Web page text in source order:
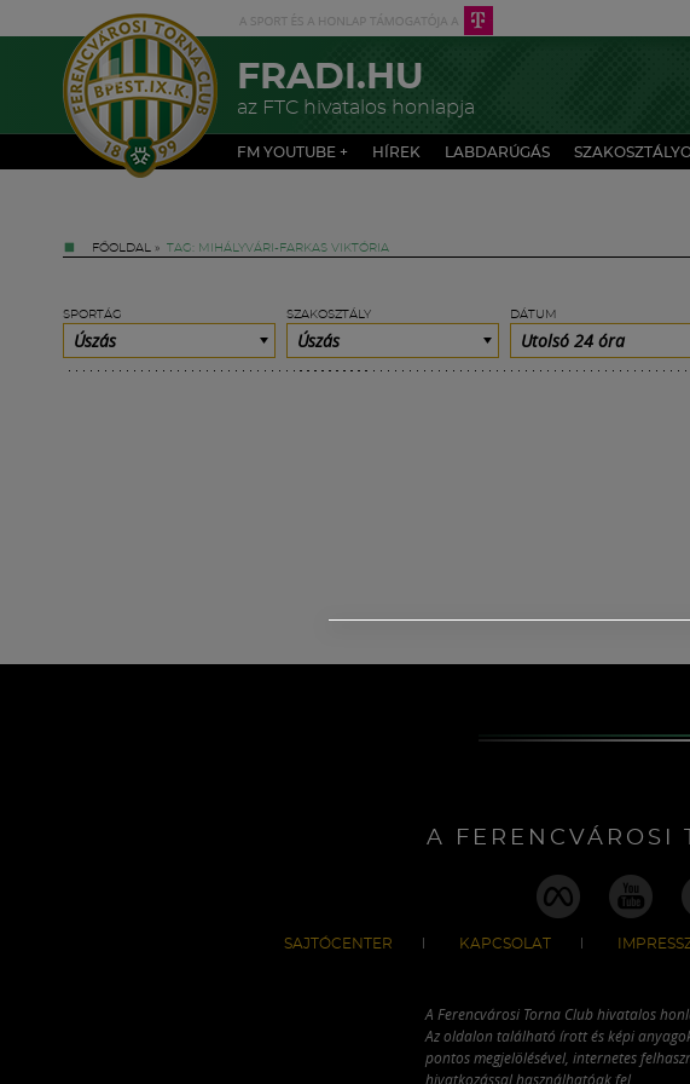
FRADI.HU
az FTC hivatalos honlapja
FM YOUTUBE + HÍREK LABDARÚGÁS
FŐOLDAL » TAG: MIHÁLYVÁRI-FARKAS VIKTÓRIA
SPORTÁG
Úszás
SZAKOSZTÁLY
Úszás
DÁTUM
Utolsó 24 óra
A FERENCVÁROSI
SAJTÓCENTER KAPCSOLAT
A Ferencvárosi Torna Club hivatalos
Az oldalon található írott és képi
pontos megjelölésével, internetes
hivatkozással használhatóak fel.